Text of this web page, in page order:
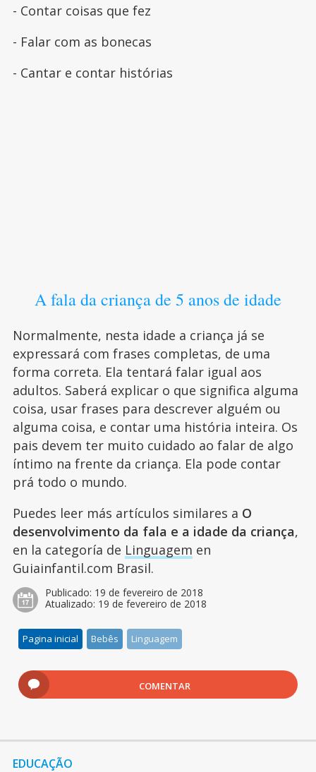
- Contar coisas que fez
- Falar com as bonecas
- Cantar e contar histórias
A fala da criança de 5 anos de idade
Normalmente, nesta idade a criança já se
expressará com frases completas, de uma
forma correta. Ela tentará falar igual aos
adultos. Saberá explicar o que significa alguma
coisa, usar frases para descrever alguém ou
alguma coisa, e contar uma história inteira. Os
pais devem ter muito cuidado ao falar de algo
íntimo na frente da criança. Ela pode contar
prá todo o mundo.
Puedes leer más artículos similares a O
desenvolvimento da fala e a idade da criança,
en la categoría de Linguagem en
Guiainfantil.com Brasil.
Publicado: 19 de fevereiro de 2018
Atualizado: 19 de fevereiro de 2018
Pagina inicial Bebês Linguagem
COMENTAR
EDUCAÇÃO